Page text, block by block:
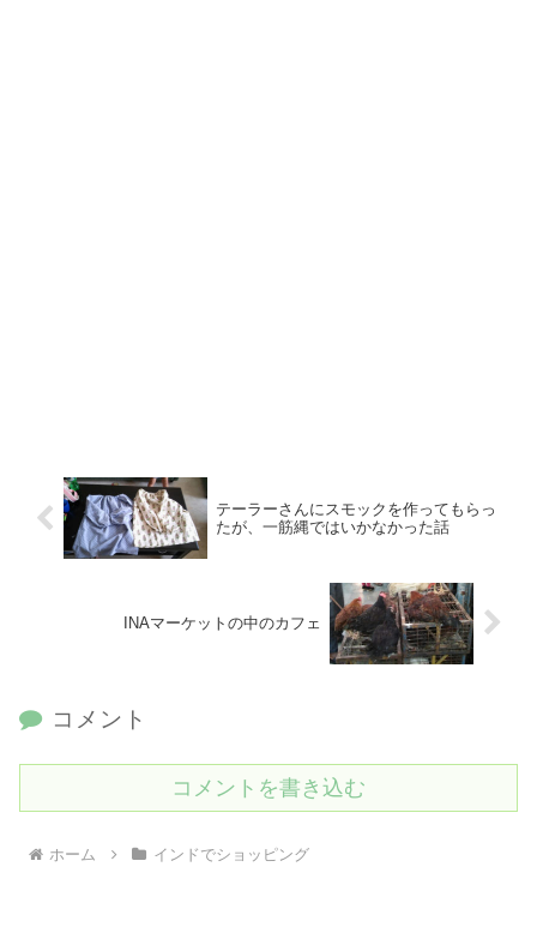
テーラーさんにスモックを作ってもらっ
たが、一筋縄ではいかなかった話
INAマーケットの中のカフェ
コメント
コメントを書き込む
ホーム インドでショッピング